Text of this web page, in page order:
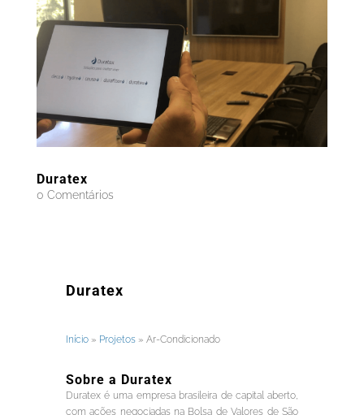
Duratex
0 Comentários
Duratex
Início» Projetos» Ar-Condicionado
Sobre a Duratex
Duratex é uma empresa brasileira de capital aberto,
com ações negociadas na Bolsa de Valores de São